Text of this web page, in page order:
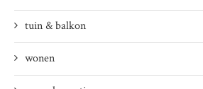
tuin & balkon
wonen